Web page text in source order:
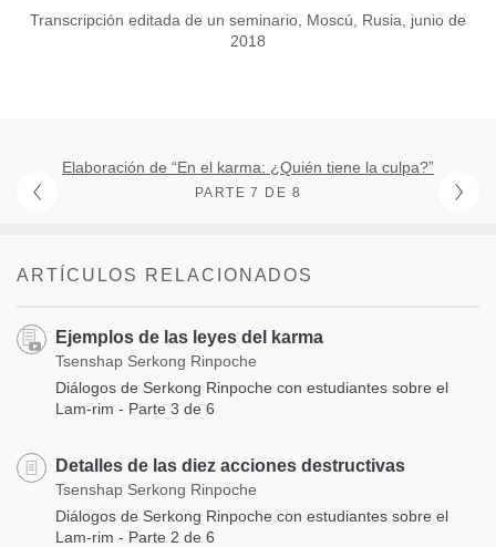
Transcripción editada de un seminario, Moscú, Rusia, junio de
2018
Elaboración de “En el karma: ¿Quién tiene la culpa?”
PARTE 7 DE 8
ARTÍCULOS RELACIONADOS
Ejemplos de las leyes del karma
Tsenshap Serkong Rinpoche
Diálogos de Serkong Rinpoche con estudiantes sobre el
Lam-rim - Parte 3 de 6
Detalles de las diez acciones destructivas
Tsenshap Serkong Rinpoche
Diálogos de Serkong Rinpoche con estudiantes sobre el
Lam-rim - Parte 2 de 6